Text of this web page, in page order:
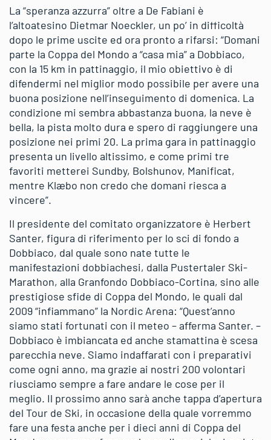
La “speranza azzurra” oltre a De Fabiani è
l’altoatesino Dietmar Noeckler, un po’ in difficoltà
dopo le prime uscite ed ora pronto a rifarsi: “Domani
parte la Coppa del Mondo a “casa mia” a Dobbiaco,
con la 15 km in pattinaggio, il mio obiettivo è di
difendermi nel miglior modo possibile per avere una
buona posizione nell’inseguimento di domenica. La
condizione mi sembra abbastanza buona, la neve è
bella, la pista molto dura e spero di raggiungere una
posizione nei primi 20. La prima gara in pattinaggio
presenta un livello altissimo, e come primi tre
favoriti metterei Sundby, Bolshunov, Manificat,
mentre Klæbo non credo che domani riesca a
vincere”.
Il presidente del comitato organizzatore è Herbert
Santer, figura di riferimento per lo sci di fondo a
Dobbiaco, dal quale sono nate tutte le
manifestazioni dobbiachesi, dalla Pustertaler Ski-
Marathon, alla Granfondo Dobbiaco-Cortina, sino alle
prestigiose sfide di Coppa del Mondo, le quali dal
2009 “infiammano” la Nordic Arena: “Quest’anno
siamo stati fortunati con il meteo – afferma Santer. –
Dobbiaco è imbiancata ed anche stamattina è scesa
parecchia neve. Siamo indaffarati con i preparativi
come ogni anno, ma grazie ai nostri 200 volontari
riusciamo sempre a fare andare le cose per il
meglio. Il prossimo anno sarà anche tappa d’apertura
del Tour de Ski, in occasione della quale vorremmo
fare una festa anche per i dieci anni di Coppa del